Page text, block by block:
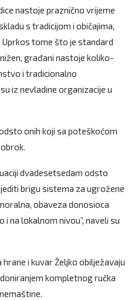
nastoje praznično vrijeme
s tradicijom i običajima,
Uprkos tome što je standard
građani nastoje koliko-
i tradicionalno
iz nevladine organizacije u
onih koji sa poteškoćom
dvadesetsedam odsto
brigu sistema za ugrožene
obaveza donosioca
na lokalnom nivou”, naveli su
i kuvar Željko obilježavaju
kompletnog ručka